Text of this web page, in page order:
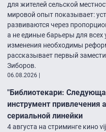
для жителей сельской
мировой опыт показывает:
развиваются через
а не единые барьеры для
изменения необходимы
рассказывает первый
Зиборов.
06.08.2026
"Библиотекари:
инструмент привлечения
сериальной линейки
4 августа на стриминге кино